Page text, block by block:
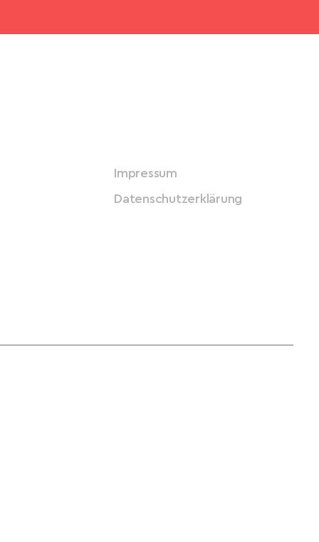
Impressum
Datenschutzerklärung